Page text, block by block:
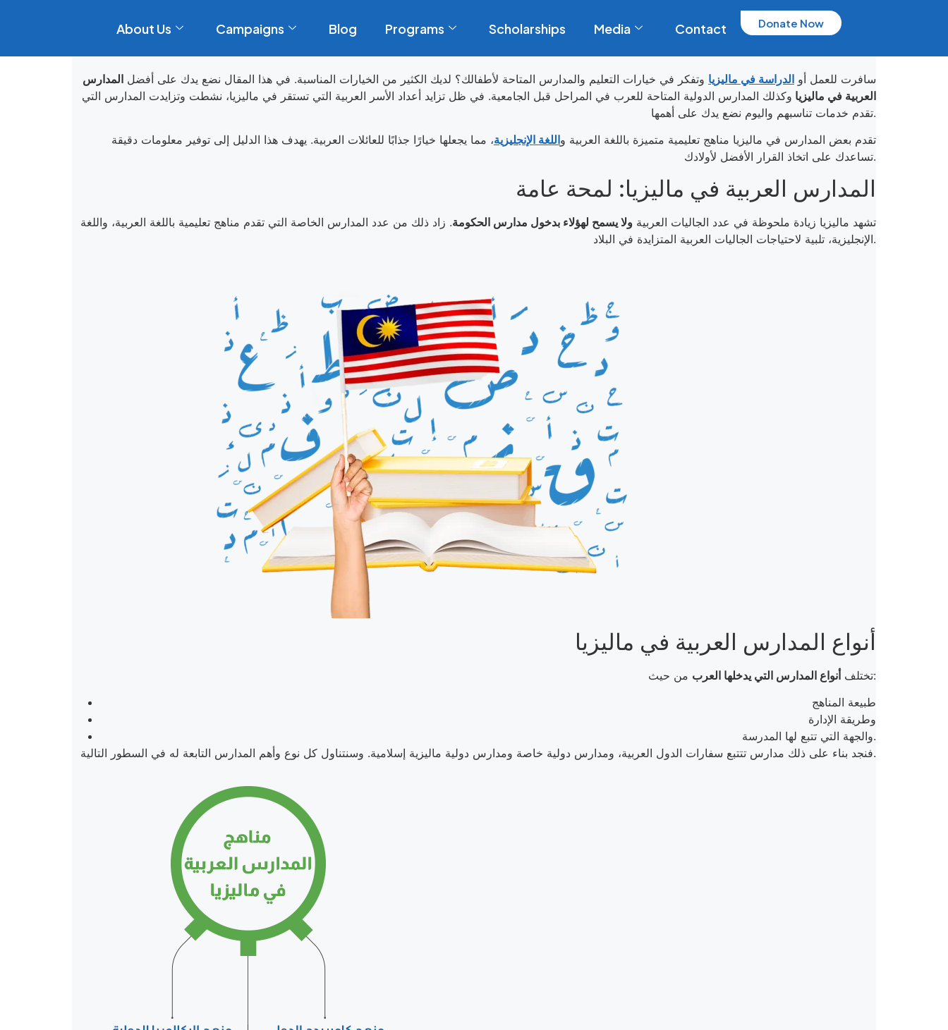
About Us Campaigns Blog Programs Scholarships Media Contact Donate Now
سافرت للعمل أو الدراسة في ماليزيا وتفكر في خيارات التعليم والمدارس المتاحة لأطفالك؟ لديك الكثير من الخيارات المناسبة. في هذا المقال نضع يدك على أفضل المدارس
العربية في ماليزيا وكذلك المدارس الدولية المتاحة للعرب في المراحل قبل الجامعية. في ظل تزايد أعداد الأسر العربية التي تستقر في ماليزيا، نشطت وتزايدت المدارس التي
تقدم خدمات تناسبهم واليوم نضع يدك على أهمها.
تقدم بعض المدارس في ماليزيا مناهج تعليمية متميزة باللغة العربية واللغة الإنجليزية، مما يجعلها خيارًا جذابًا للعائلات العربية. يهدف هذا الدليل إلى توفير معلومات دقيقة
تساعدك على اتخاذ القرار الأفضل لأولادك.
المدارس العربية في ماليزيا: لمحة عامة
تشهد ماليزيا زيادة ملحوظة في عدد الجاليات العربية ولا يسمح لهؤلاء بدخول مدارس الحكومة. زاد ذلك من عدد المدارس الخاصة التي تقدم مناهج تعليمية باللغة العربية، واللغة
الإنجليزية، تلبية لاحتياجات الجاليات العربية المتزايدة في البلاد.
أنواع المدارس العربية في ماليزيا
تختلفأنواع المدارس التي يدخلها العرب
من حيث:
طبيعة المناهج
وطريقة الإدارة
والجهة التي تتبع لها المدرسة.
فنجد بناء على ذلك مدارس تتتبع سفارات الدول العربية، ومدارس دولية خاصة ومدارس دولية ماليزية إسلامية. وسنتناول كل نوع وأهم المدارس التابعة له في السطور التالية.